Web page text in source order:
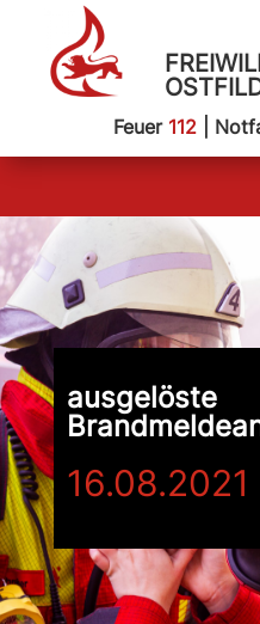
Feuer 112|
ausgelöste